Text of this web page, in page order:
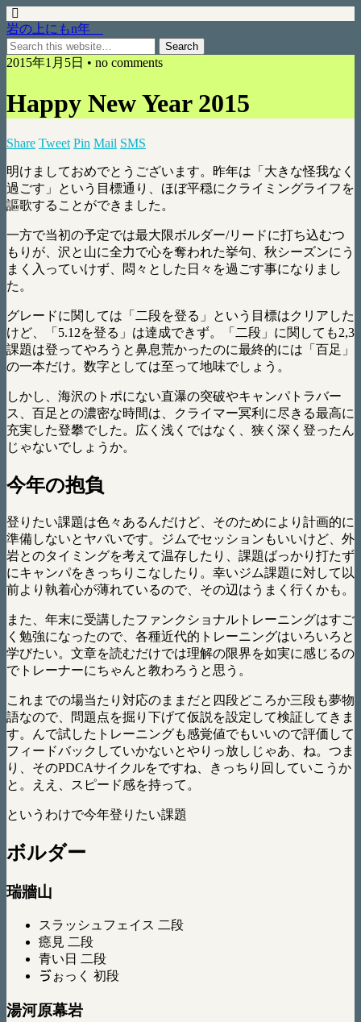
岩の上にもn年
2015年1月5日 • no comments
Happy New Year 2015
Share Tweet Pin Mail SMS
明けましておめでとうございます。昨年は「大きな怪我なく
過ごす」という目標通り、ほぼ平穏にクライミングライフを
謳歌することができました。
一方で当初の予定では最大限ボルダー/リードに打ち込むつ
もりが、沢と山に全力で心を奪われた挙句、秋シーズンにう
まく入っていけず、悶々とした日々を過ごす事になりまし
た。
グレードに関しては「二段を登る」という目標はクリアした
けど、「5.12を登る」は達成できず。「二段」に関しても2,3
課題は登ってやろうと鼻息荒かったのに最終的には「百足」
の一本だけ。数字としては至って地味でしょう。
しかし、海沢のトポにない直瀑の突破やキャンパトラバー
ス、百足との濃密な時間は、クライマー冥利に尽きる最高に
充実した登攀でした。広く浅くではなく、狭く深く登ったん
じゃないでしょうか。
今年の抱負
登りたい課題は色々あるんだけど、そのためにより計画的に
準備しないとヤバいです。ジムでセッションもいいけど、外
岩とのタイミングを考えて温存したり、課題ばっかり打たず
にキャンパをきっちりこなしたり。幸いジム課題に対して以
前より執着心が薄れているので、その辺はうまく行くかも。
また、年末に受講したファンクショナルトレーニングはすご
く勉強になったので、各種近代的トレーニングはいろいろと
学びたい。文章を読むだけでは理解の限界を如実に感じるの
でトレーナーにちゃんと教わろうと思う。
これまでの場当たり対応のままだと四段どころか三段も夢物
語なので、問題点を掘り下げて仮説を設定して検証してきま
す。んで試したトレーニングも感覚値でもいいので評価して
フィードバックしていかないとやりっ放しじゃあ、ね。つま
り、そのPDCAサイクルをですね、きっちり回していこうか
と。ええ、スピード感を持って。
というわけで今年登りたい課題
ボルダー
瑞牆山
スラッシュフェイス 二段
癋見 二段
青い日 二段
ゔぉっく 初段
湯河原幕岩